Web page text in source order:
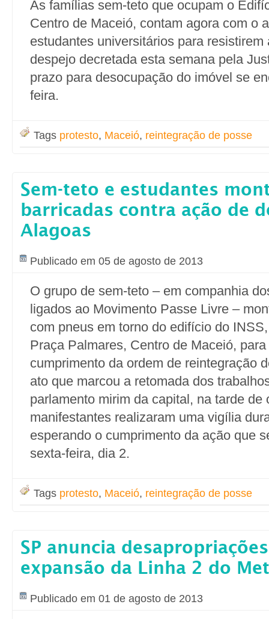
As famílias sem-teto que ocupam o
Centro de Maceió, contam agora com o
estudantes universitários para resistirem
despejo decretada esta semana pela
prazo para desocupação do imóvel se
feira.
Tags protesto, Maceió, reintegração de posse
Sem-teto e estudantes
barricadas contra ação de
Alagoas
Publicado em 05 de agosto de 2013
O grupo de sem-teto – em companhia
ligados ao Movimento Passe Livre –
com pneus em torno do edifício do
Praça Palmares, Centro de Maceió,
cumprimento da ordem de reintegração
ato que marcou a retomada dos
parlamento mirim da capital, na tarde de
manifestantes realizaram uma vigília
esperando o cumprimento da ação que
sexta-feira, dia 2.
Tags protesto, Maceió, reintegração de posse
SP anuncia
expansão da Linha 2 do
Publicado em 01 de agosto de 2013